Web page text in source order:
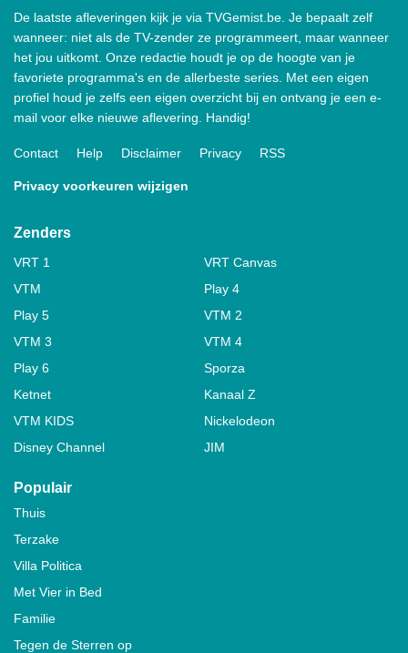
De laatste afleveringen kijk je via TVGemist.be. Je bepaalt zelf
wanneer: niet als de TV-zender ze programmeert, maar wanneer
het jou uitkomt. Onze redactie houdt je op de hoogte van je
favoriete programma's en de allerbeste series. Met een eigen
profiel houd je zelfs een eigen overzicht bij en ontvang je een e-
mail voor elke nieuwe aflevering. Handig!
Contact Help Disclaimer Privacy RSS
Privacy voorkeuren wijzigen
Zenders
VRT 1
VRT Canvas
VTM
Play 4
Play 5
VTM 2
VTM 3
VTM 4
Play 6
Sporza
Ketnet
Kanaal Z
VTM KIDS
Nickelodeon
Disney Channel
JIM
Populair
Thuis
Terzake
Villa Politica
Met Vier in Bed
Familie
Tegen de Sterren op